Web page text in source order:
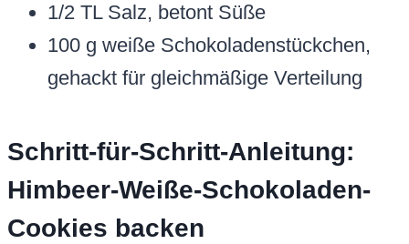
1/2 TL Salz, betont Süße
100 g weiße Schokoladenstückchen,
gehackt für gleichmäßige Verteilung
Schritt-für-Schritt-Anleitung:
Himbeer-Weiße-Schokoladen-
Cookies backen